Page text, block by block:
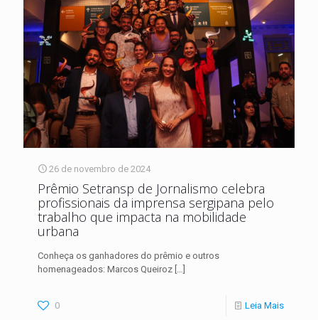
26 de novembro de 2024
Prêmio Setransp de Jornalismo celebra
profissionais da imprensa sergipana pelo
trabalho que impacta na mobilidade
urbana
Conheça os ganhadores do prêmio e outros
homenageados: Marcos Queiroz […]
0 Leia Mais